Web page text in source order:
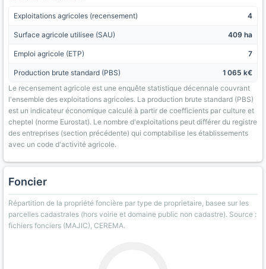
Exploitations agricoles (recensement) 4
Surface agricole utilisee (SAU) 409 ha
Emploi agricole (ETP) 7
Production brute standard (PBS)
1 065 k€
Le recensement agricole est une enquête statistique décennale couvrant
l'ensemble des exploitations agricoles. La production brute standard (PBS)
est un indicateur économique calculé à partir de coefficients par culture et
cheptel (norme Eurostat). Le nombre d'exploitations peut différer du registre
des entreprises (section précédente) qui comptabilise les établissements
avec un code d'activité agricole.
Foncier
Répartition de la propriété foncière par type de proprietaire, basee sur les
parcelles cadastrales (hors voirie et domaine public non cadastre). Source :
fichiers fonciers (MAJIC), CEREMA.